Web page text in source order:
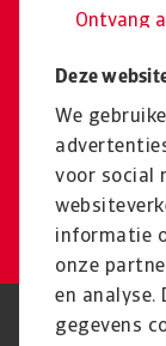
Deze
We
voor social
informatie
onze
en analyse.
gegevens
Ontvang
en
Phishing en Security